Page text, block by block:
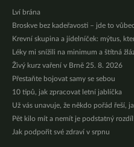
Lví brána
Broskve bez kadeřavosti – jde to
Krevní skupina a jídelníček: mýtus,
Léky mi snížili na minimum a štítná
Živý kurz vaření v Brně 25. 8. 2026
Přestaňte bojovat samy se sebou
10 tipů, jak zpracovat letní jablíčka
Už vás unavuje, že někdo pořád řeší,
Pět kilo mít a nemít je podstatný rozdíl!
Jak podpořit své zdraví v srpnu